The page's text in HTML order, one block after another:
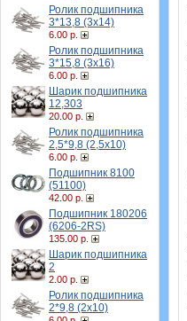
Ролик подшипника
3*13,8 (3х14)
6.00 р.
Ролик подшипника
3*15,8 (3х16)
6.00 р.
Шарик подшипника
12,303
20.00 р.
Ролик подшипника
2,5*9,8 (2,5х10)
6.00 р.
Подшипник 8100
(51100)
42.00 р.
Подшипник 180206
(6206-2RS)
135.00 р.
Шарик подшипника
2
2.00 р.
Ролик подшипника
2*9,8 (2х10)